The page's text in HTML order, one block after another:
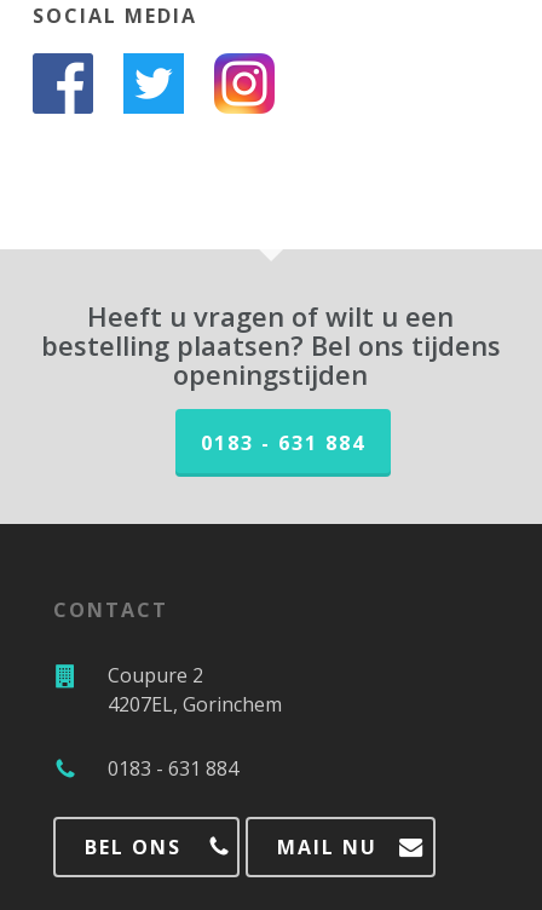
SOCIAL MEDIA
Heeft u vragen of wilt u een
bestelling plaatsen? Bel ons tijdens
openingstijden
0183 - 631 884
CONTACT
Coupure 2
4207EL, Gorinchem
0183 - 631 884
BEL ONS MAIL NU